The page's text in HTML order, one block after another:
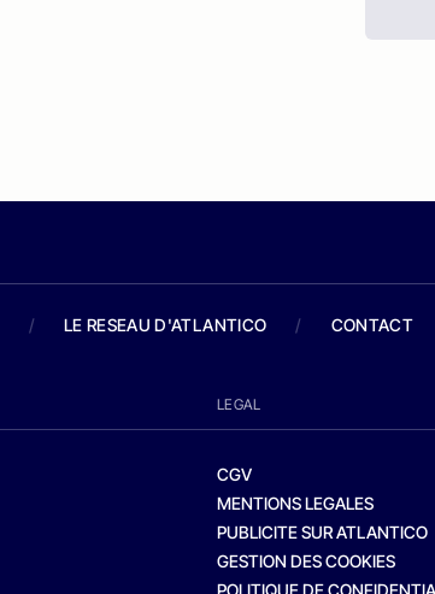
/ LE RESEAU D'ATLANTICO / CONTACT
LEGAL
CGV
MENTIONS LEGALES
PUBLICITE SUR ATLANTICO
GESTION DES COOKIES
POLITIQUE DE